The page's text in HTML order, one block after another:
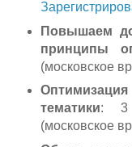
Повышаем
принципы
(московское
тематики: 3
(московское